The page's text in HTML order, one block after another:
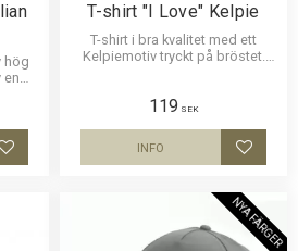
hög
en
30
Lägg till i favoriter
T-shirt "I Love" Kelpie
T-shirt i bra kvalitet med ett
Kelpiemotiv tryckt på bröstet.
119 SEK
Lägg
INFO
NYA FÄRGER